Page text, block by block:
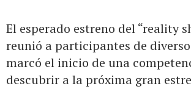
El esperado estreno del “reality
reunió a participantes de
marcó el inicio de una
descubrir a la próxima gran